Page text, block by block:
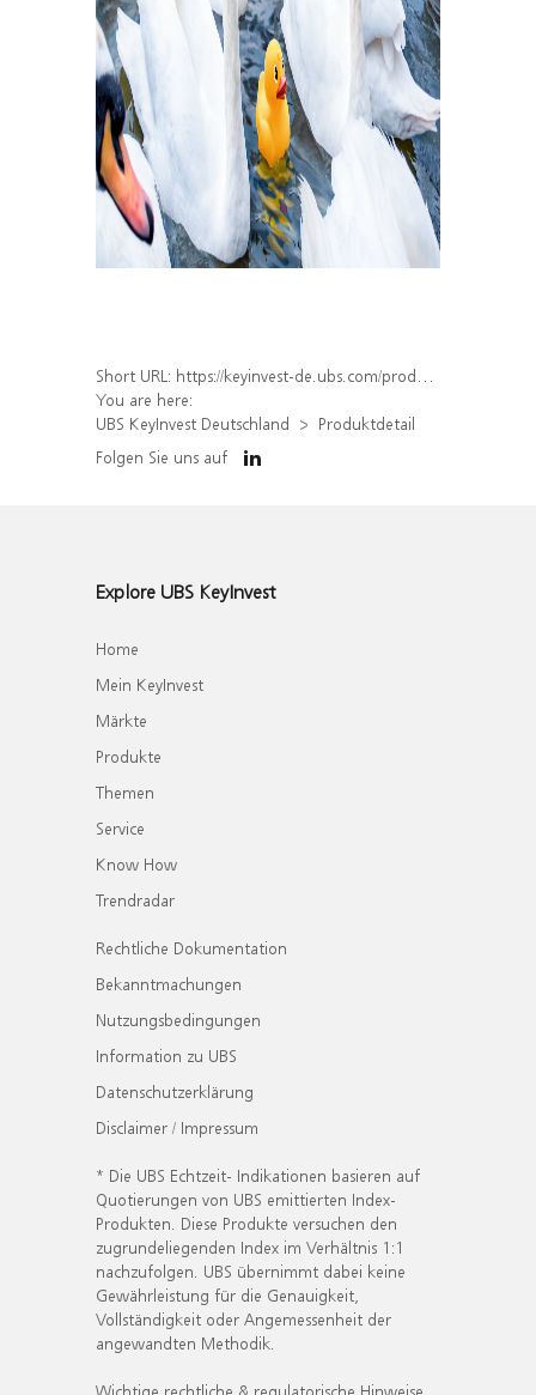
Short URL: https://keyinvest-de.ubs.com/produkt/detail/index/isin/DE000WA43K41
You are here:
UBS KeyInvest Deutschland
Produktdetail
Folgen Sie uns auf
Explore UBS KeyInvest
Home
Mein KeyInvest
Märkte
Produkte
Themen
Service
Know How
Trendradar
Rechtliche Dokumentation
Bekanntmachungen
Nutzungsbedingungen
Information zu UBS
Datenschutzerklärung
Disclaimer / Impressum
* Die UBS Echtzeit- Indikationen basieren auf
Quotierungen von UBS emittierten Index-
Produkten. Diese Produkte versuchen den
zugrundeliegenden Index im Verhältnis 1:1
nachzufolgen. UBS übernimmt dabei keine
Gewährleistung für die Genauigkeit,
Vollständigkeit oder Angemessenheit der
angewandten Methodik.